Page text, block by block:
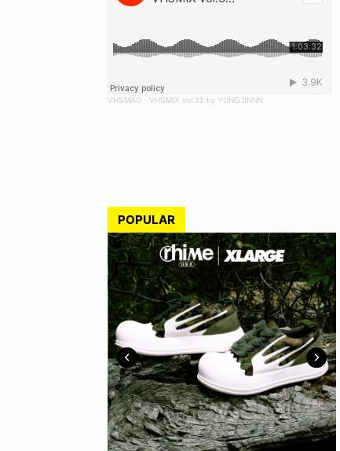
VHSMAG · VHSMIX vol.31 by YUNGJINNN
POPULAR